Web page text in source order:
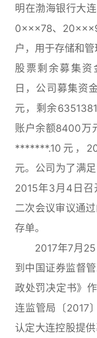
明在渤海银行大
0×××78、
户，用于存储和
股票剩余募集资
日，公司募集资
元，剩余
账户余额8400万
*******.10元，
元。公司为了满
2015年3月4日召
二次会议审议通
存单。
2017年7月25
到中国证券监督
政处罚决定书》
连监管局〔2017
认定大连控股提